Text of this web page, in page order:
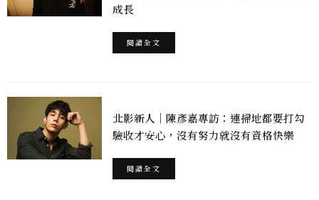
成長
閱讀全文
北影新人｜陳彥嘉專訪：連掃地都要打勾
驗收才安心，沒有努力就沒有資格快樂
閱讀全文